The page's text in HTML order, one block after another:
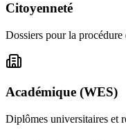
Citoyenneté
Dossiers pour la
Académique (WES)
Diplômes universitaires et